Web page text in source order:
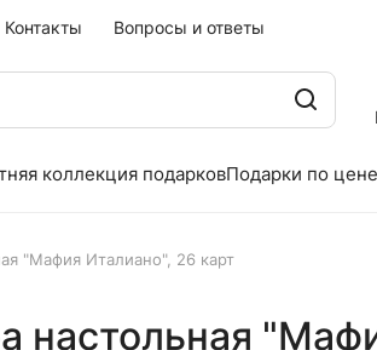
Контакты Вопросы и ответы
коллекция подарковПодарки по цене
"Мафия Италиано", 26 карт
настольная